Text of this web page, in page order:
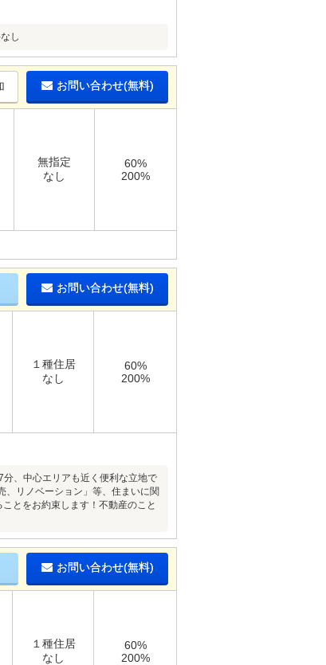
し
お問い合わせ(無料)
無指定
なし
60%
200%
お問い合わせ(無料)
１種住居
なし
60%
200%
、中心エリアも近く便利な立地で
リノベーション」等、住まいに関
とをお約束します！不動産のこと
お問い合わせ(無料)
１種住居
なし
60%
200%